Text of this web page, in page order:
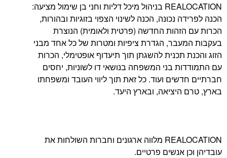
REALOCATION בניהול מיכל דליות וחני בן שימול מציעה:
נכונה, הכנה לשינוי הצפוי בזוגיות ובהורות,
החדשה (פרטית ולאומית) הנוצרת
הגדרת ציפיות ומטרות של כל אחד מבני
תכנית להשגתן תוך תיעדוף אופטימלי, הכרות
בני המשפחה בנושאי דו לשוניות, יחסים
ועוד. כל זאת תוך ליווי העובד ומשפחתו
ובארץ היעד.
REALOCATION מלווה ארגונים וחברות השולחות את
אנשים פרטיים.